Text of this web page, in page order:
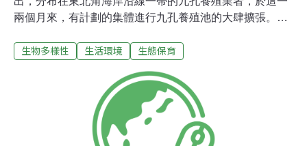
兩個月來，有計劃的集體進行九孔養殖池的大肆擴張。顯
狀況，大規劃的擴張既有的九孔養殖池，試圖以既成的事
壞的海岸規模遠比他們來的大，他們只是就現有的九孔池
稍加整理而已。東北角風景管理的權責單位無奈的表示，
該單位僅有舉發權。再度曝露出環境保育的力量過於薄
弱，似乎只是一個宣示性的口號。
生物多樣性 生活環境 生態保育